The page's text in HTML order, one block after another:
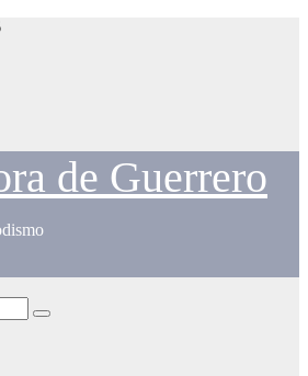
de Guerrero